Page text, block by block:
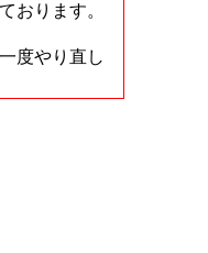
おります。
度やり直し